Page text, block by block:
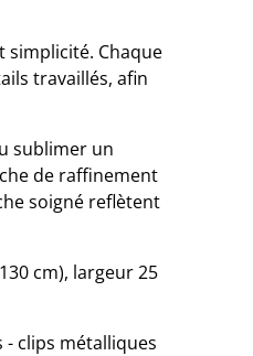
simplicité. Chaque
travaillés, afin
sublimer un
de raffinement
soigné reflètent
cm), largeur 25
- clips métalliques